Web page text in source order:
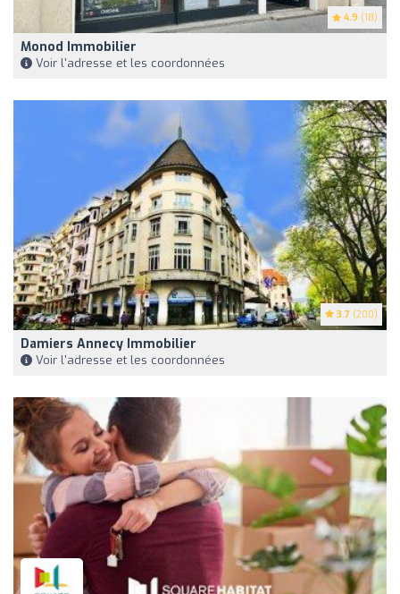
4.9 (18)
Monod Immobilier
Voir l'adresse et les coordonnées
3.7 (200)
Damiers Annecy Immobilier
Voir l'adresse et les coordonnées